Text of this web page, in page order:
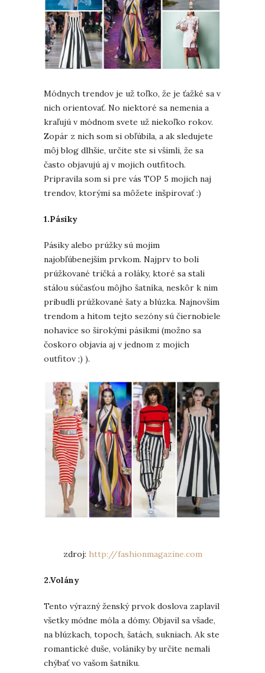
Módnych trendov je už toľko, že je ťažké sa v
nich orientovať. No niektoré sa nemenia a
kraľujú v módnom svete už niekoľko rokov.
Zopár z nich som si obľúbila, a ak sledujete
môj blog dlhšie, určite ste si všimli, že sa
často objavujú aj v mojich outfitoch.
Pripravila som si pre vás TOP 5 mojich naj
trendov, ktorými sa môžete inšpirovať :)
1.Pásiky
Pásiky alebo prúžky sú mojim
najobľúbenejším prvkom. Najprv to boli
prúžkované tričká a roláky, ktoré sa stali
stálou súčasťou môjho šatníka, neskôr k nim
pribudli prúžkované šaty a blúzka. Najnovším
trendom a hitom tejto sezóny sú čiernobiele
nohavice so širokými pásikmi (možno sa
čoskoro objavia aj v jednom z mojich
outfitov ;) ).
zdroj: http://fashionmagazine.com
2.Volány
Tento výrazný ženský prvok doslova zaplavil
všetky módne móla a dómy. Objavil sa všade,
na blúzkach, topoch, šatách, sukniach. Ak ste
romantické duše, volániky by určite nemali
chýbať vo vašom šatníku.